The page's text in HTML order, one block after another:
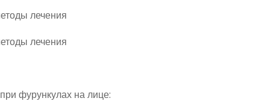
фурункулах на лице: